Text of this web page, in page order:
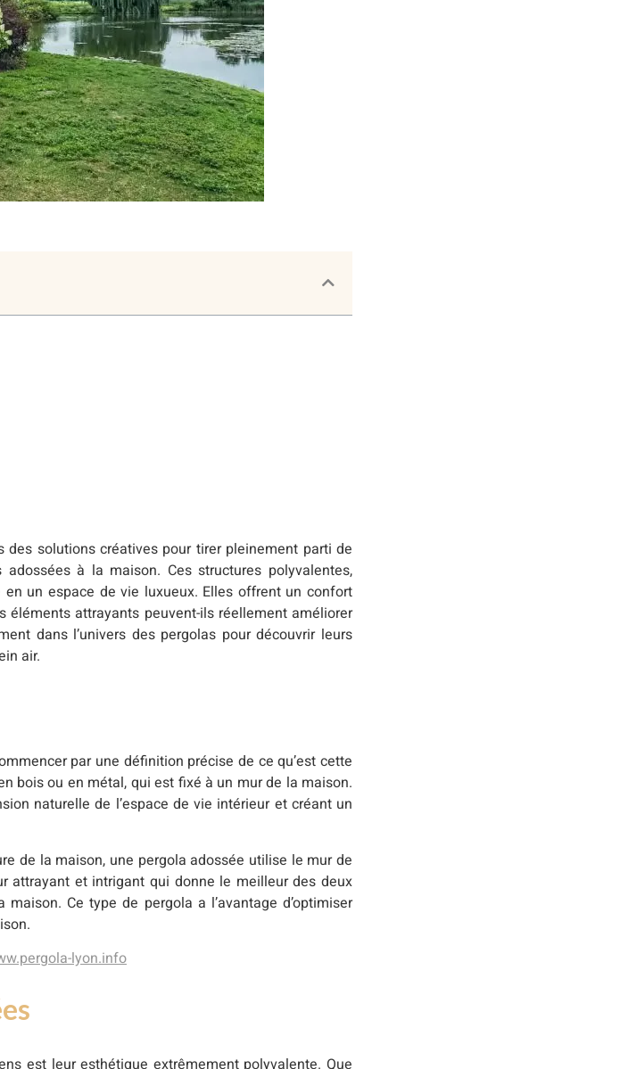
des solutions créatives pour tirer pleinement parti de
à la maison. Ces structures polyvalentes,
un espace de vie luxueux. Elles offrent un confort
attrayants peuvent-ils réellement améliorer
dans l’univers des pergolas pour découvrir leurs
air.
par une définition précise de ce qu’est cette
bois ou en métal, qui est fixé à un mur de la maison.
naturelle de l’espace de vie intérieur et créant un
de la maison, une pergola adossée utilise le mur de
attrayant et intrigant qui donne le meilleur des deux
Ce type de pergola a l’avantage d’optimiser
lyon.info
est leur esthétique extrêmement polyvalente. Que